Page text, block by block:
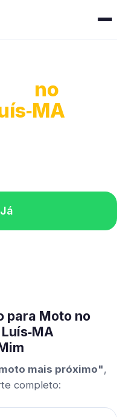
no
para Moto no
mais próximo",
completo: